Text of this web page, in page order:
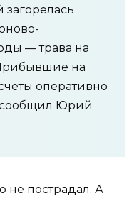
— трава на
на
оперативно
Юрий
не пострадал. А